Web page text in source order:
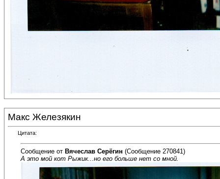
Макс Железякин
Цитата:
Сообщение от Вячеслав Серёгин (Сообщение 270841)
А это мой кот Рыжик...но его больше нет со мной.